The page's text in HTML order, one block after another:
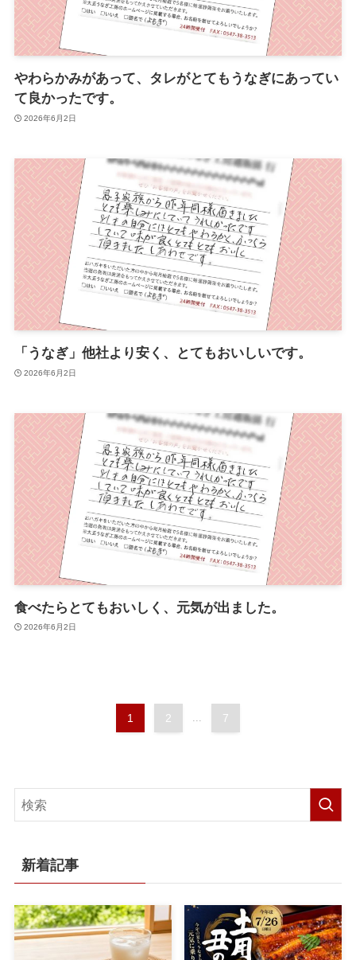
やわらかみがあって、タレがとてもうなぎにあってい
て良かったです。
2026年6月2日
「うなぎ」他社より安く、とてもおいしいです。
2026年6月2日
食べたらとてもおいしく、元気が出ました。
2026年6月2日
1 2 7
新着記事